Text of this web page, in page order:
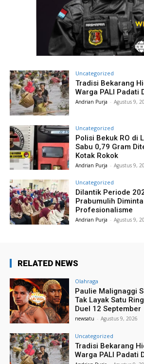
Uncategorized
Tradisi Bekarang
Warga PALI Padati
Andrian Purja - Agustus 9,
Uncategorized
Polisi Bekuk RO di
Sabu 0,79 Gram
Kotak Rokok
Andrian Purja - Agustus 9,
Uncategorized
Dilantik Periode
Prabumulih
Profesionalisme
Andrian Purja - Agustus 9,
RELATED NEWS
Olahraga
Paulie Malignaggi
Tak Layak Satu
Duel 12 September
newsatu - Agustus 9, 2026
Uncategorized
Tradisi Bekarang
Warga PALI Padati